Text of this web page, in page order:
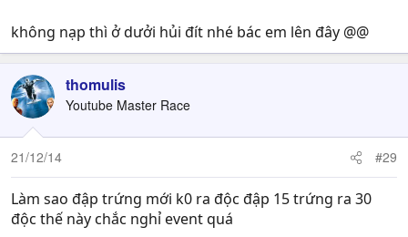
không nạp thì ở dưởi hủi đít nhé bác em lên đây @@
thomulis
Youtube Master Race
21/12/14 #29
Làm sao đập trứng mới k0 ra độc đập 15 trứng ra 30
độc thế này chắc nghỉ event quá